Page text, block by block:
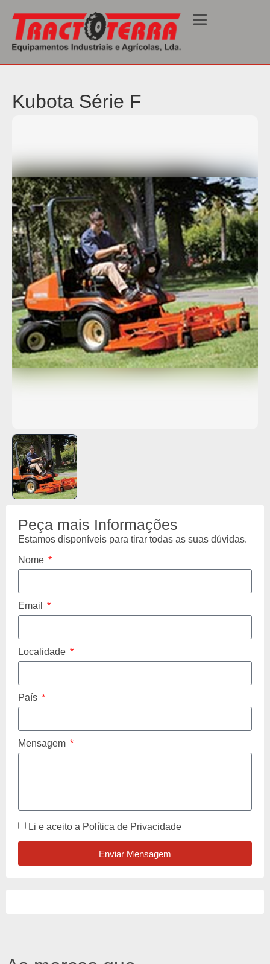
Kubota Série F
Peça mais Informações
Estamos disponíveis para tirar todas as suas dúvidas.
Nome
Email
Localidade
País
Mensagem
Li e aceito a Política de Privacidade
Enviar Mensagem